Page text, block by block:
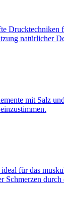
natürlicher
mit Salz
für das